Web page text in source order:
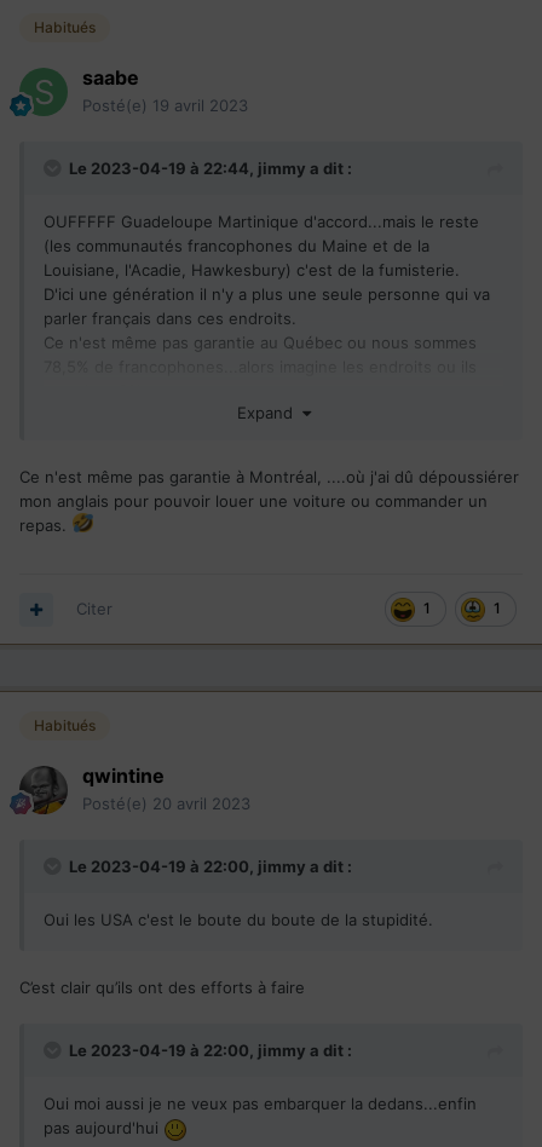
Habitués
saabe
Posté(e) 19 avril 2023
Le 2023-04-19 à 22:44, jimmy a dit :
OUFFFFF Guadeloupe Martinique d'accord...mais le reste
(les communautés francophones du Maine et de la
Louisiane, l'Acadie, Hawkesbury) c'est de la fumisterie.
D'ici une génération il n'y a plus une seule personne qui va
parler français dans ces endroits.
Ce n'est même pas garantie au Québec ou nous sommes
Expand
Ce n'est même pas garantie à Montréal, ....où j'ai dû dépoussiérer
mon anglais pour pouvoir louer une voiture ou commander un
repas.
1 1
Citer
Habitués
qwintine
Posté(e) 20 avril 2023
Le 2023-04-19 à 22:00, jimmy a dit :
Oui les USA c'est le boute du boute de la stupidité.
C’est clair qu’ils ont des efforts à faire
Le 2023-04-19 à 22:00, jimmy a dit :
Oui moi aussi je ne veux pas embarquer la dedans...enfin
pas aujourd'hui